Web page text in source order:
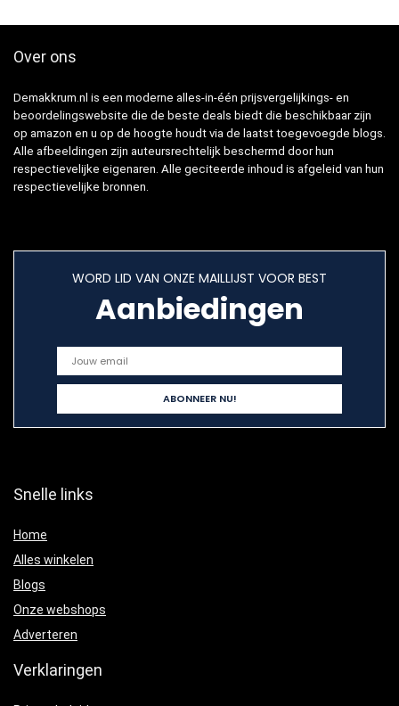
Over ons
Demakkrum.nl is een moderne alles-in-één prijsvergelijkings- en
beoordelingswebsite die de beste deals biedt die beschikbaar zijn
op amazon en u op de hoogte houdt via de laatst toegevoegde blogs.
Alle afbeeldingen zijn auteursrechtelijk beschermd door hun
respectievelijke eigenaren. Alle geciteerde inhoud is afgeleid van hun
respectievelijke bronnen.
WORD LID VAN ONZE MAILLIJST VOOR BEST
Aanbiedingen
Snelle links
Home
Alles winkelen
Blogs
Onze webshops
Adverteren
Verklaringen